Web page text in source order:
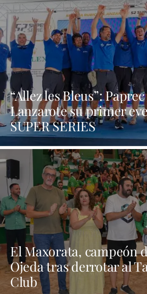
“Allez les Bleus”:
Lanzarote su primer
SUPER SERIES
El Maxorata, campeón
Ojeda tras derrotar al
Club